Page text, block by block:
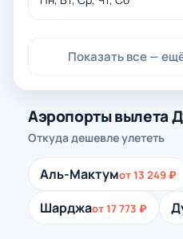
Показать все —
Аэропорты вылета
Откуда дешевле улететь
Аль-Мактумот 13 249 ₽
Шарджаот 17 773 ₽